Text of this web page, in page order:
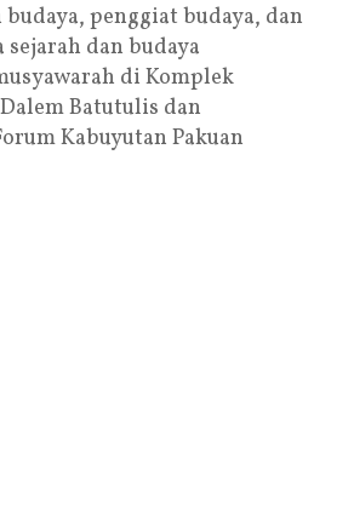
penggiat budaya, dan
dan budaya
di Komplek
Batutulis dan
Kabuyutan Pakuan